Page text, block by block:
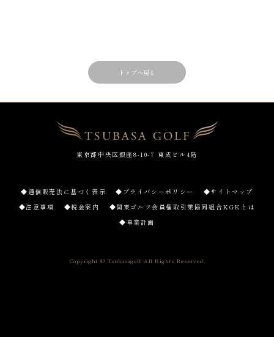
トップへ戻る
東京都中央区銀座8-10-7 東成ビル4階
◆通信販売法に基づく表示 ◆プライバシーポリシー
◆サイトマップ
◆注意事項
◆税金案内
◆関東ゴルフ会員権取引業協同組合KGKとは
◆事業計画
Copyright © Tsubasagolf All Rights Reserved.